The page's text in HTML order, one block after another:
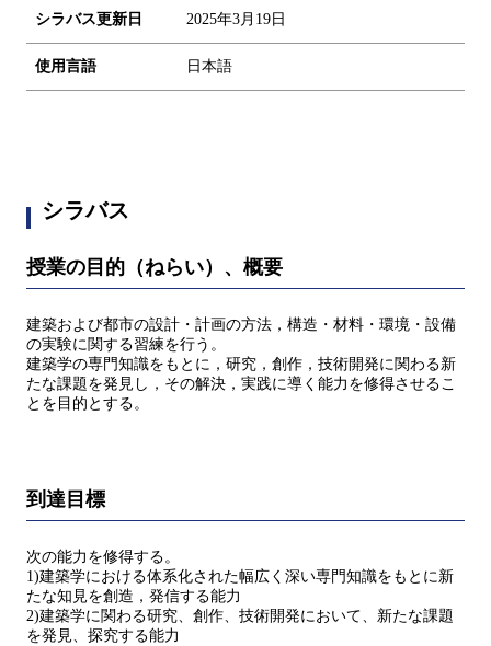
シラバス更新日 2025年3月19日
使用言語 日本語
シラバス
授業の目的（ねらい）、概要
建築および都市の設計・計画の方法，構造・材料・環境・設備
の実験に関する習練を行う。
建築学の専門知識をもとに，研究，創作，技術開発に関わる新
たな課題を発見し，その解決，実践に導く能力を修得させるこ
とを目的とする。
到達目標
次の能力を修得する。
1)建築学における体系化された幅広く深い専門知識をもとに新
たな知見を創造，発信する能力
2)建築学に関わる研究、創作、技術開発において、新たな課題
を発見、探究する能力